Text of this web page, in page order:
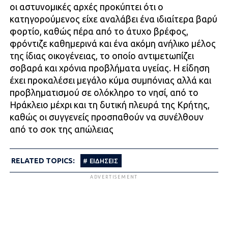
οι αστυνομικές αρχές προκύπτει ότι ο
κατηγορούμενος είχε αναλάβει ένα ιδιαίτερα βαρύ
φορτίο, καθώς πέρα από το άτυχο βρέφος,
φρόντιζε καθημερινά και ένα ακόμη ανήλικο μέλος
της ίδιας οικογένειας, το οποίο αντιμετωπίζει
σοβαρά και χρόνια προβλήματα υγείας. Η είδηση
έχει προκαλέσει μεγάλο κύμα συμπόνιας αλλά και
προβληματισμού σε ολόκληρο το νησί, από το
Ηράκλειο μέχρι και τη δυτική πλευρά της Κρήτης,
καθώς οι συγγενείς προσπαθούν να συνέλθουν
από το σοκ της απώλειας
RELATED TOPICS: ΕΙΔΗΣΕΙΣ
ADVERTISEMENT